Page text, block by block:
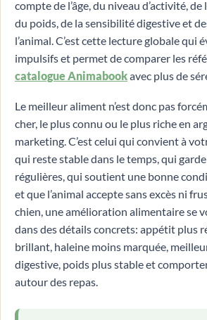
compte de l’âge, du niveau d’activité,
du poids, de la sensibilité digestive et
l’animal. C’est cette lecture globale qui
impulsifs et permet de comparer les
catalogue Animabookavec plus de
Le meilleur aliment n’est donc pas
cher, le plus connu ou le plus riche en
marketing. C’est celui qui convient à
qui reste stable dans le temps, qui
régulières, qui soutient une bonne
et que l’animal accepte sans excès ni
chien, une amélioration alimentaire se
dans des détails concrets: appétit plus
brillant, haleine moins marquée,
digestive, poids plus stable et
autour des repas.